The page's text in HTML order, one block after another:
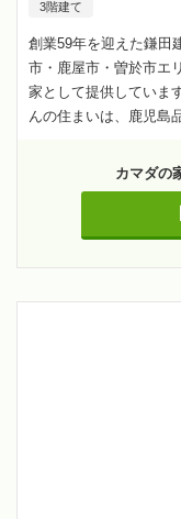
3階建て
創業59年を迎えた鎌田
市・鹿屋市・曽於市エ
家として提供していま
んの住まいは、鹿児島
カマダの